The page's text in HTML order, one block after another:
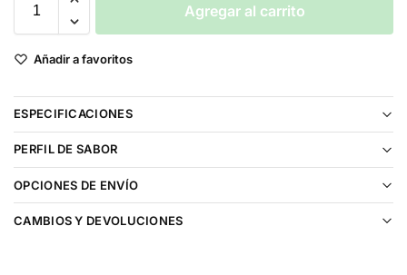
Agregar al carrito
Añadir a favoritos
ESPECIFICACIONES
PERFIL DE SABOR
OPCIONES DE ENVÍO
CAMBIOS Y DEVOLUCIONES